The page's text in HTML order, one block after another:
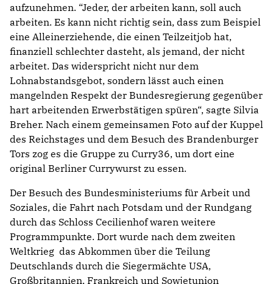
aufzunehmen. “Jeder, der arbeiten kann, soll auch
arbeiten. Es kann nicht richtig sein, dass zum Beispiel
eine Alleinerziehende, die einen Teilzeitjob hat,
finanziell schlechter dasteht, als jemand, der nicht
arbeitet. Das widerspricht nicht nur dem
Lohnabstandsgebot, sondern lässt auch einen
mangelnden Respekt der Bundesregierung gegenüber
hart arbeitenden Erwerbstätigen spüren“, sagte Silvia
Breher. Nach einem gemeinsamen Foto auf der Kuppel
des Reichstages und dem Besuch des Brandenburger
Tors zog es die Gruppe zu Curry36, um dort eine
original Berliner Currywurst zu essen.
Der Besuch des Bundesministeriums für Arbeit und
Soziales, die Fahrt nach Potsdam und der Rundgang
durch das Schloss Cecilienhof waren weitere
Programmpunkte. Dort wurde nach dem zweiten
Weltkrieg das Abkommen über die Teilung
Deutschlands durch die Siegermächte USA,
Großbritannien, Frankreich und Sowjetunion